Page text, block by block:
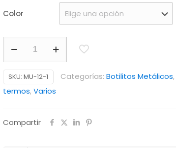
$ 13.490
through
$ 17.900
Color
Sport
Bottle
500ml
SKU: MU-12-1 Categorías: Botilitos Metálicos,
termos,Varios
Compartir